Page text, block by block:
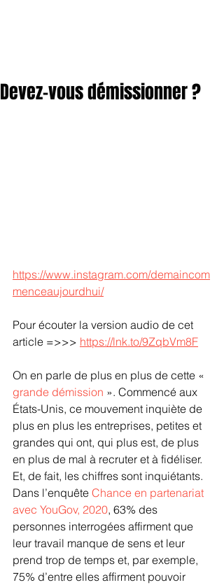
Devez-vous démissionner ?
https://www.instagram.com/demaincom
menceaujourdhui/
Pour écouter la version audio de cet
article =>>> https://lnk.to/9ZqbVm8F
On en parle de plus en plus de cette «
grande démission ». Commencé aux
États-Unis, ce mouvement inquiète de
plus en plus les entreprises, petites et
grandes qui ont, qui plus est, de plus
en plus de mal à recruter et à fidéliser.
Et, de fait, les chiffres sont inquiétants.
Dans l’enquête Chance en partenariat
avec YouGov, 2020, 63% des
personnes interrogées affirment que
leur travail manque de sens et leur
prend trop de temps et, par exemple,
75% d’entre elles affirment pouvoir